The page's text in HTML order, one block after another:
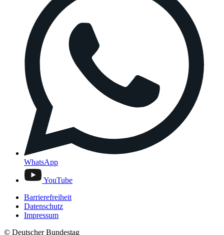
WhatsApp
YouTube
Barrierefreiheit
Datenschutz
Impressum
© Deutscher Bundestag